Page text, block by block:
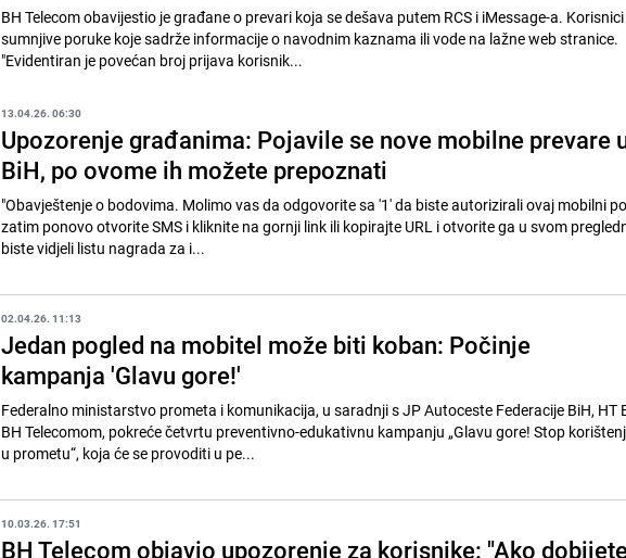
BH Telecom obavijestio je građane o prevari koja se dešava putem RCS i iMessage-a.
sumnjive poruke koje sadrže informacije o navodnim kaznama ili vode na lažne web stranice.
"Evidentiran je povećan broj prijava korisnik...
13.04.26. 06:30
Upozorenje građanima: Pojavile se nove mobilne prevare
BiH, po ovome ih možete prepoznati
"Obavještenje o bodovima. Molimo vas da odgovorite sa '1' da biste autorizirali ovaj mobilni
zatim ponovo otvorite SMS i kliknite na gornji link ili kopirajte URL i otvorite ga u svom
biste vidjeli listu nagrada za i...
02.04.26. 11:13
Jedan pogled na mobitel može biti koban: Počinje
kampanja 'Glavu gore!'
Federalno ministarstvo prometa i komunikacija, u saradnji s JP Autoceste Federacije BiH, HT
BH Telecomom, pokreće četvrtu preventivno-edukativnu kampanju „Glavu gore! Stop
u prometu“, koja će se provoditi u pe...
10.03.26. 17:51
BH Telecom objavio upozorenje za korisnike: "Ako